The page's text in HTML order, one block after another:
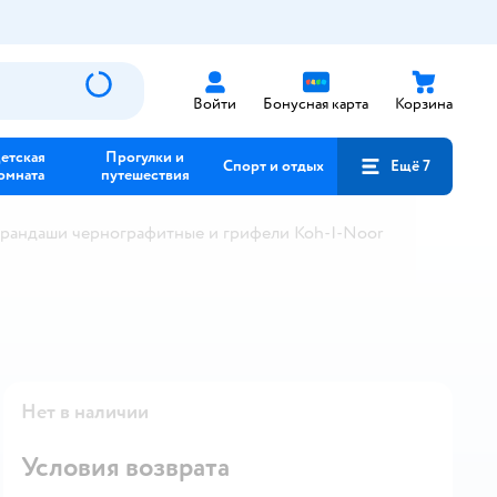
Войти Бонусная карта Корзина
Прогулки и
путешествия
Спорт и отдых Ещё 7
чернографитные и грифели Koh-I-Noor
Нет в наличии
Условия возврата